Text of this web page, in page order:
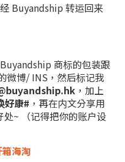
Buyandship 转运回来
商标的包装跟
微博/ INS，然后标记我
，加上
好康# ，再在内文分享用
~ （记得把你的账户设
海淘